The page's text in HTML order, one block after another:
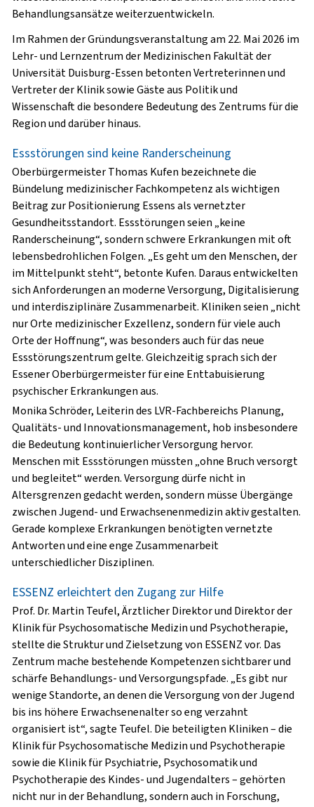
Behandlungsansätze weiterzuentwickeln.
Im Rahmen der Gründungsveranstaltung am 22. Mai 2026 im
Lehr- und Lernzentrum der Medizinischen Fakultät der
Universität Duisburg-Essen betonten Vertreterinnen und
Vertreter der Klinik sowie Gäste aus Politik und
Wissenschaft die besondere Bedeutung des Zentrums für die
Region und darüber hinaus.
Essstörungen sind keine Randerscheinung
Oberbürgermeister Thomas Kufen bezeichnete die
Bündelung medizinischer Fachkompetenz als wichtigen
Beitrag zur Positionierung Essens als vernetzter
Gesundheitsstandort. Essstörungen seien „keine
Randerscheinung“, sondern schwere Erkrankungen mit oft
lebensbedrohlichen Folgen. „Es geht um den Menschen, der
im Mittelpunkt steht“, betonte Kufen. Daraus entwickelten
sich Anforderungen an moderne Versorgung, Digitalisierung
und interdisziplinäre Zusammenarbeit. Kliniken seien „nicht
nur Orte medizinischer Exzellenz, sondern für viele auch
Orte der Hoffnung“, was besonders auch für das neue
Essstörungszentrum gelte. Gleichzeitig sprach sich der
Essener Oberbürgermeister für eine Enttabuisierung
psychischer Erkrankungen aus.
Monika Schröder, Leiterin des LVR-Fachbereichs Planung,
Qualitäts- und Innovationsmanagement, hob insbesondere
die Bedeutung kontinuierlicher Versorgung hervor.
Menschen mit Essstörungen müssten „ohne Bruch versorgt
und begleitet“ werden. Versorgung dürfe nicht in
Altersgrenzen gedacht werden, sondern müsse Übergänge
zwischen Jugend- und Erwachsenenmedizin aktiv gestalten.
Gerade komplexe Erkrankungen benötigten vernetzte
Antworten und eine enge Zusammenarbeit
unterschiedlicher Disziplinen.
ESSENZ erleichtert den Zugang zur Hilfe
Prof. Dr. Martin Teufel, Ärztlicher Direktor und Direktor der
Klinik für Psychosomatische Medizin und Psychotherapie,
stellte die Struktur und Zielsetzung von ESSENZ vor. Das
Zentrum mache bestehende Kompetenzen sichtbarer und
schärfe Behandlungs- und Versorgungspfade. „Es gibt nur
wenige Standorte, an denen die Versorgung von der Jugend
bis ins höhere Erwachsenenalter so eng verzahnt
organisiert ist“, sagte Teufel. Die beteiligten Kliniken – die
Klinik für Psychosomatische Medizin und Psychotherapie
sowie die Klinik für Psychiatrie, Psychosomatik und
Psychotherapie des Kindes- und Jugendalters – gehörten
nicht nur in der Behandlung, sondern auch in Forschung,